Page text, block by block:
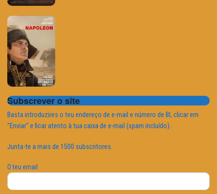
Subscrever o site
Basta introduzires o teu endereço de e-mail e número de BI, clicar em
"Enviar" e ficar atento à tua caixa de e-mail (spam incluído).
Junta-te a mais de 1500 subscritores.
O teu email